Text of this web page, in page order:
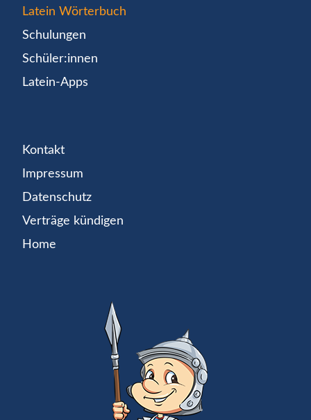
Latein Wörterbuch
Schulungen
Schüler:innen
Latein-Apps
Kontakt
Impressum
Datenschutz
Verträge kündigen
Home